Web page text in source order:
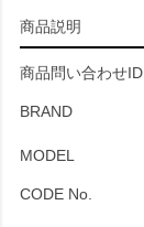
商品説明
商品問い合わせID
BRAND
MODEL
CODE No.